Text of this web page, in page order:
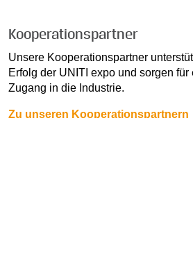
Kooperationspartner
Unsere Kooperationspartner
Erfolg der UNITI expo und sorgen
Zugang in die Industrie.
Zu unseren Kooperationspartnern